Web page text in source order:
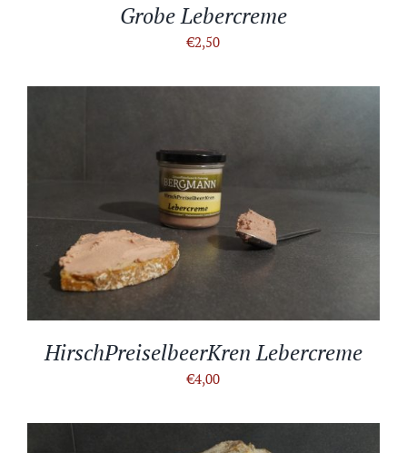
Grobe Lebercreme
€2,50
IN DEN WARENKORB
HirschPreiselbeerKren Lebercreme
€4,00